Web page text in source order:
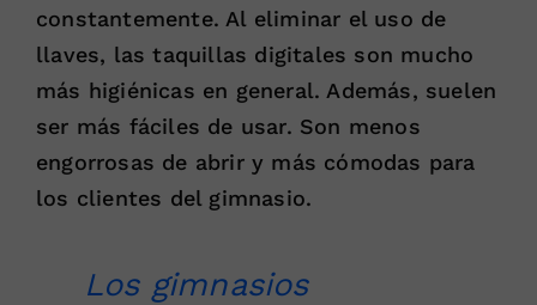
constantemente. Al eliminar el uso de
llaves, las taquillas digitales son mucho
más higiénicas en general. Además, suelen
ser más fáciles de usar. Son menos
engorrosas de abrir y más cómodas para
los clientes del gimnasio.
Los gimnasios